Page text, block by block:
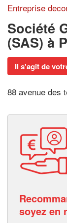
Entreprise
Société
(SAS) à
Il s'agit de
88 avenue des
soyez en